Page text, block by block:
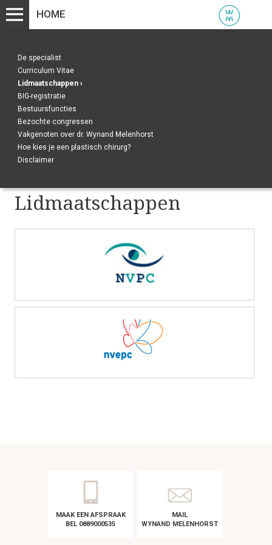
HOME
De specialist
Curriculum Vitae
Lidmaatschappen›
BIG-registratie
Bestuursfuncties
Bezochte congressen
Vakgenoten over dr. Wynand Melenhorst
Hoe kies je een plastisch chirurg?
Disclaimer
Lidmaatschappen
MAAK EEN AFSPRAAK
BEL 0889000535
MAIL
WYNAND MELENHORST